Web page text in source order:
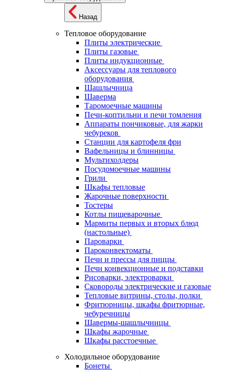
Назад
Тепловое оборудование
Плиты электрические
Плиты газовые
Плиты индукционные
Аксессуары для теплового
оборудования
Шашлычница
Шаверма
Таромоечные машины
Печи-коптильни и печи томления
Аппараты пончиковые, для жарки
чебуреков
Станции для картофеля фри
Вафельницы и блинницы
Мультихолдеры
Посудомоечные машины
Грили
Шкафы тепловые
Жарочные поверхности
Тостеры
Котлы пищеварочные
Мармиты первых и вторых блюд
(настольные)
Пароварки
Пароконвектоматы
Печи и прессы для пиццы
Печи конвекционные и подставки
Рисоварки, электроварки
Сковороды электрические и газовые
Тепловые витрины, столы, полки
Фритюрницы, шкафы фритюрные,
чебуречницы
Шавермы-шашлычницы
Шкафы жарочные
Шкафы расстоечные
Холодильное оборудование
Бонеты